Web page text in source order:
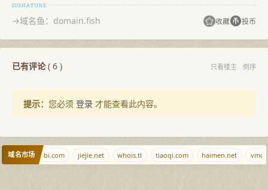
→域名鱼：domain.fish 收藏 投币
已有评论( 6 ) 只看楼主 倒序
提示： 您必须 登录 才能查看此内容。
域名市场nimabi.com jiejie.net whois.tl tiaoqi.com haimen.net